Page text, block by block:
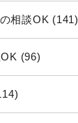
相談OK (141)
(96)